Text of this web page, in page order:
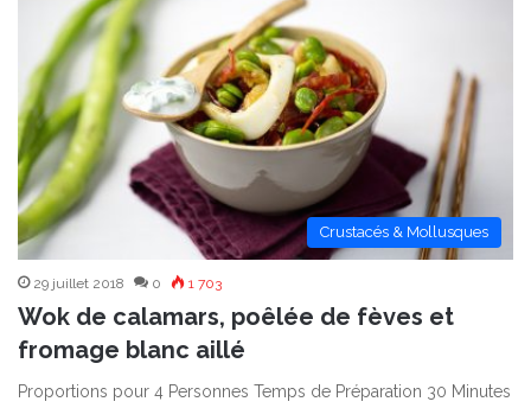
Crustacés & Mollusques
29 juillet 2018 0 1 703
Wok de calamars, poêlée de fèves et
fromage blanc aillé
Proportions pour 4 Personnes Temps de Préparation 30 Minutes